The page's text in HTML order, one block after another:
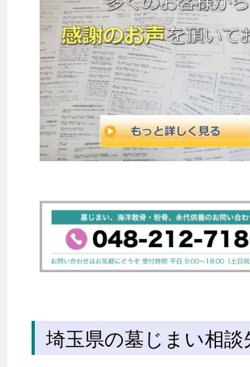
埼玉県の墓じまい相談